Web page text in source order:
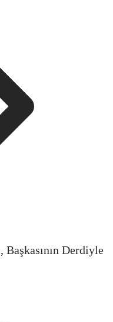
Derdiyle